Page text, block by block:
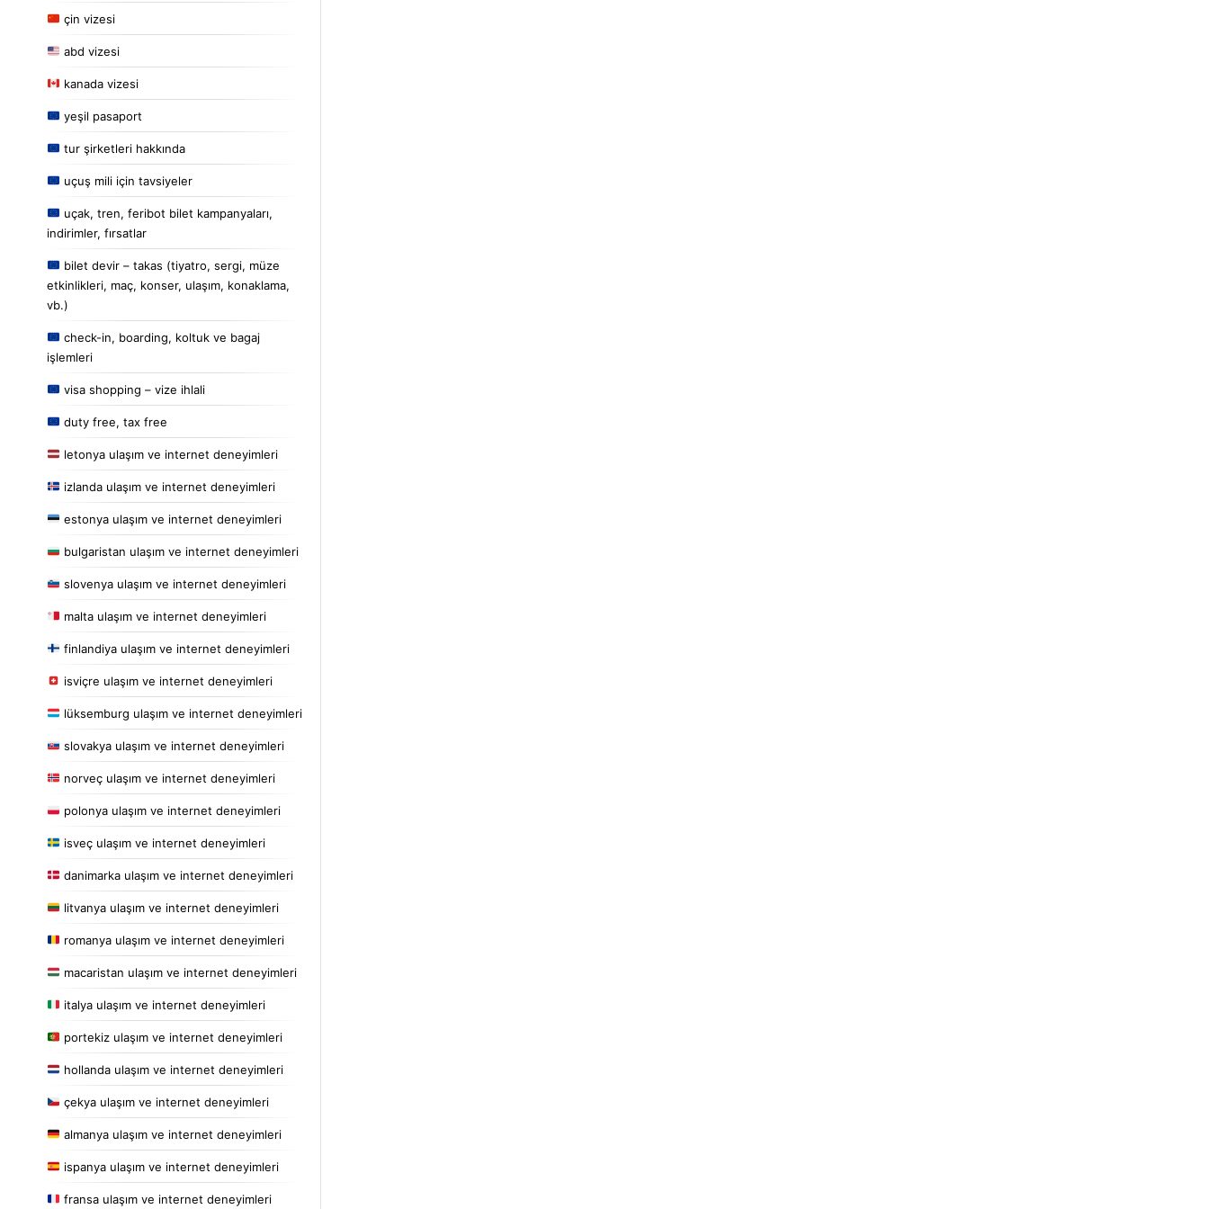
çin vizesi
abd vizesi
kanada vizesi
yeşil pasaport
tur şirketleri hakkında
uçuş mili için tavsiyeler
uçak, tren, feribot bilet kampanyaları,
indirimler, fırsatlar
bilet devir – takas (tiyatro, sergi, müze
etkinlikleri, maç, konser, ulaşım, konaklama,
vb.)
check-in, boarding, koltuk ve bagaj
işlemleri
visa shopping – vize ihlali
duty free, tax free
letonya ulaşım ve internet deneyimleri
izlanda ulaşım ve internet deneyimleri
estonya ulaşım ve internet deneyimleri
bulgaristan ulaşım ve internet deneyimleri
slovenya ulaşım ve internet deneyimleri
malta ulaşım ve internet deneyimleri
finlandiya ulaşım ve internet deneyimleri
isviçre ulaşım ve internet deneyimleri
lüksemburg ulaşım ve internet deneyimleri
slovakya ulaşım ve internet deneyimleri
norveç ulaşım ve internet deneyimleri
polonya ulaşım ve internet deneyimleri
isveç ulaşım ve internet deneyimleri
danimarka ulaşım ve internet deneyimleri
litvanya ulaşım ve internet deneyimleri
romanya ulaşım ve internet deneyimleri
macaristan ulaşım ve internet deneyimleri
italya ulaşım ve internet deneyimleri
portekiz ulaşım ve internet deneyimleri
hollanda ulaşım ve internet deneyimleri
çekya ulaşım ve internet deneyimleri
almanya ulaşım ve internet deneyimleri
ispanya ulaşım ve internet deneyimleri
fransa ulaşım ve internet deneyimleri